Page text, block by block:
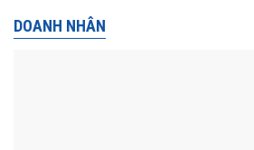
DOANH NHÂN